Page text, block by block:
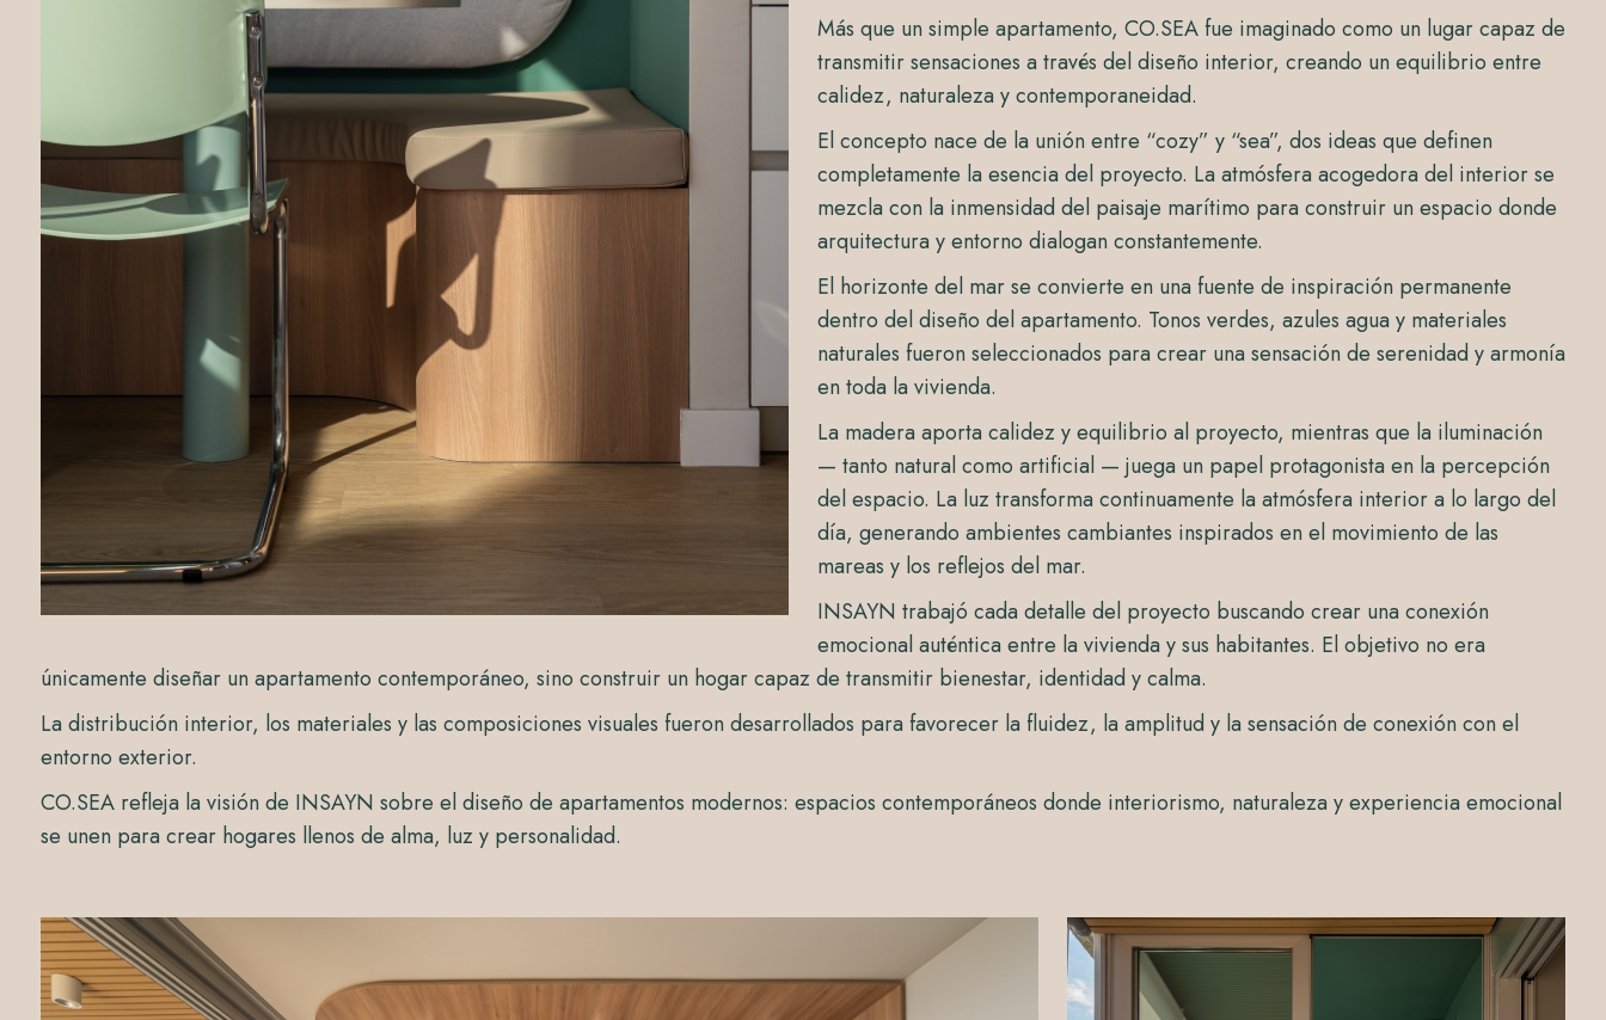
Más que un simple apartamento, CO.SEA fue imaginado como un lugar capaz de
transmitir sensaciones a través del diseño interior, creando un equilibrio entre
calidez, naturaleza y contemporaneidad.
El concepto nace de la unión entre “cozy” y “sea”, dos ideas que definen
completamente la esencia del proyecto. La atmósfera acogedora del interior se
mezcla con la inmensidad del paisaje marítimo para construir un espacio donde
arquitectura y entorno dialogan constantemente.
El horizonte del mar se convierte en una fuente de inspiración permanente
dentro del diseño del apartamento. Tonos verdes, azules agua y materiales
naturales fueron seleccionados para crear una sensación de serenidad y armonía
en toda la vivienda.
La madera aporta calidez y equilibrio al proyecto, mientras que la iluminación
— tanto natural como artificial — juega un papel protagonista en la percepción
del espacio. La luz transforma continuamente la atmósfera interior a lo largo del
día, generando ambientes cambiantes inspirados en el movimiento de las
mareas y los reflejos del mar.
INSAYN trabajó cada detalle del proyecto buscando crear una conexión
emocional auténtica entre la vivienda y sus habitantes. El objetivo no era
únicamente diseñar un apartamento contemporáneo, sino construir un hogar capaz de transmitir bienestar, identidad y calma.
La distribución interior, los materiales y las composiciones visuales fueron desarrollados para favorecer la fluidez, la amplitud y la sensación de conexión con el
entorno exterior.
CO.SEA refleja la visión de INSAYN sobre el diseño de apartamentos modernos: espacios contemporáneos donde interiorismo, naturaleza y experiencia emocional
se unen para crear hogares llenos de alma, luz y personalidad.